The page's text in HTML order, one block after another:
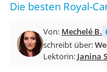
Rasierer
Massagepistole
Epilierer
Die besten Royal-
Von: Mechelé B.
schreibt über:
Lektorin: Janina